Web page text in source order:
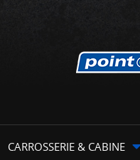
CARROSSERIE & CABINE